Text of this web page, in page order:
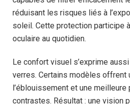
réduisant les risques liés à
soleil. Cette protection participe
oculaire au quotidien.
Le confort visuel s’exprime
verres. Certains modèles offrent
l’éblouissement et une
contrastes. Résultat : une vision